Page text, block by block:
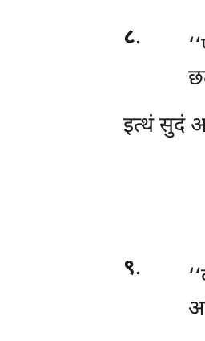
८.
इत्थंसुदं
९.